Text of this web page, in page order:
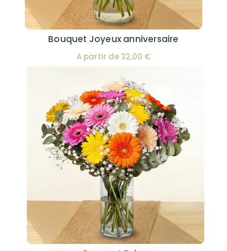
Bouquet Joyeux anniversaire
A partir de 32,00 €